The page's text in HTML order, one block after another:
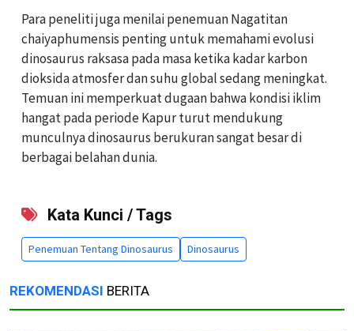
Para peneliti juga menilai penemuan Nagatitan
chaiyaphumensis penting untuk memahami evolusi
dinosaurus raksasa pada masa ketika kadar karbon
dioksida atmosfer dan suhu global sedang meningkat.
Temuan ini memperkuat dugaan bahwa kondisi iklim
hangat pada periode Kapur turut mendukung
munculnya dinosaurus berukuran sangat besar di
berbagai belahan dunia.
Kata Kunci / Tags
Penemuan Tentang Dinosaurus Dinosaurus
REKOMENDASI BERITA